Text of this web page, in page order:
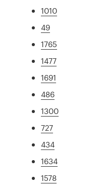
1010
49
1765
1477
1691
486
1300
727
434
1634
1578